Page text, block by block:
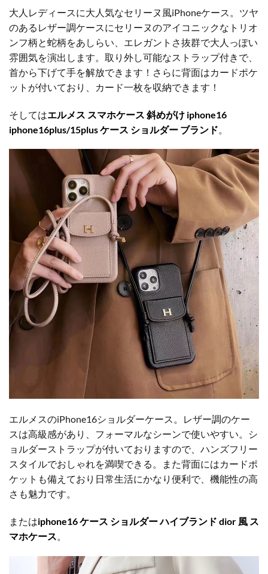
大人レディースに大人気なセリーヌ風iPhoneケース。ツヤ
のあるレザー調ケースにセリーヌのアイコニックなトリオ
ンフ柄と蛇柄をあしらい、エレガントさ抜群で大人っぽい
雰囲気を演出します。取り外し可能なストラップ付きで、
首から下げて手を解放できます！さらに背面はカードポケ
ットが付いており、カード一枚を収納できます！
そしてはエルメス スマホケース 斜めがけ iphone16
iphone16plus/15plus ケース ショルダー ブランド
エルメスのiPhone16ショルダーケース。レザー調のケー
スは高級感があり、フォーマルなシーンで使いやすい。シ
ョルダーストラップが付いておりますので、ハンズフリー
スタイルでおしゃれを満喫できる。また背面にはカードポ
ケットも備えており日常生活にかなり便利で、機能性の高
さも魅力です。
またはiphone16 ケース ショルダー ハイブランド dior 風 ス
マホケース。